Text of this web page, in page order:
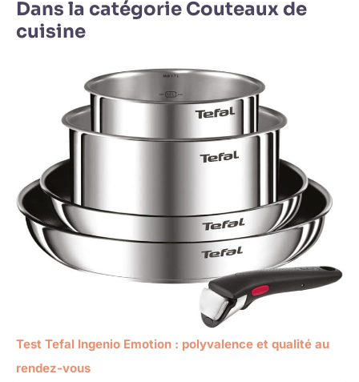
Dans la catégorie Couteaux de
cuisine
Test Tefal Ingenio Emotion : polyvalence et qualité au
rendez-vous